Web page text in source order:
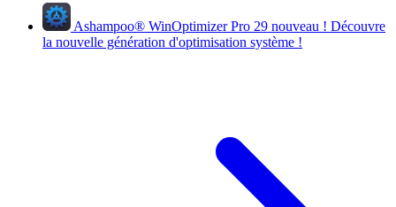
Ashampoo® WinOptimizer Pro 29 nouveau ! Découvre
la nouvelle génération d'optimisation système !